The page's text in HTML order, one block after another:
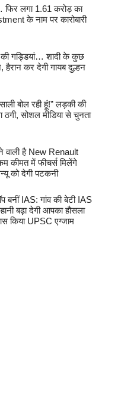
फिर लगा 1.61 करोड़ का
के नाम पर कारोबारी
गड्डियां… शादी के कुछ
हैरान कर देगी गायब दुल्हन
बोल रही हूं!” लड़की की
सोशल मीडिया से चुनता
वाली है New Renault
कीमत में फीचर्स मिलेंगे
को देगी पटकनी
बनीं IAS: गांव की बेटी IAS
बढ़ा देगी आपका हौसला
किया UPSC एग्जाम